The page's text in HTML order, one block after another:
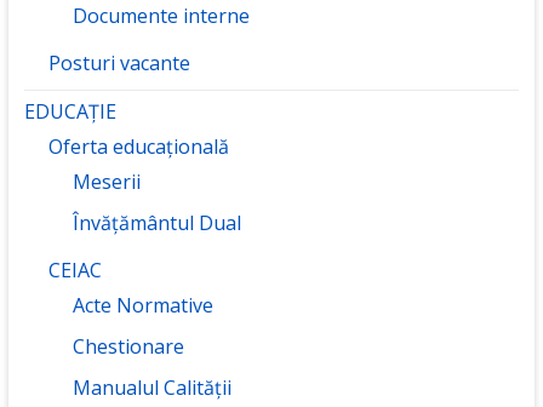
Documente interne
Posturi vacante
EDUCAȚIE
Oferta educațională
Meserii
Învățământul Dual
CEIAC
Acte Normative
Chestionare
Manualul Calității